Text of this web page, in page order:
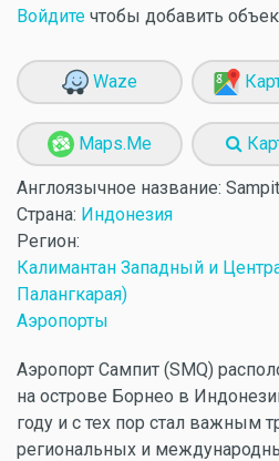
Войдите чтобы добавить
Waze
Maps.Me
Англоязычное название:
Страна: Индонезия
Регион:
Калимантан Западный и
Палангкарая)
Аэропорты
Аэропорт Сампит (SMQ)
на острове Борнео в
году и с тех пор стал важным
региональных и